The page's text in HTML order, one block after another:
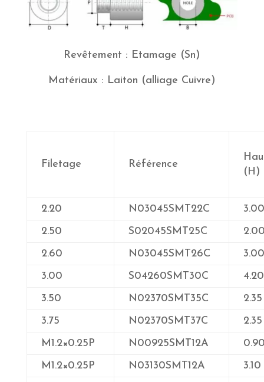
Revêtement : Etamage (Sn)
Matériaux : Laiton (alliage Cuivre)
Filetage Référence
(H)
2.20 N03045SMT22C
3.00
2.50
S02045SMT25C
2.60
N03045SMT26C
3.00
3.00
S04260SMT30C
4.20
3.50
N02370SMT35C
2.35
3.75
N02370SMT37C
2.35
M1.2×0.25P
N00925SMT12A
M1.2×0.25P
N03130SMT12A
3.10